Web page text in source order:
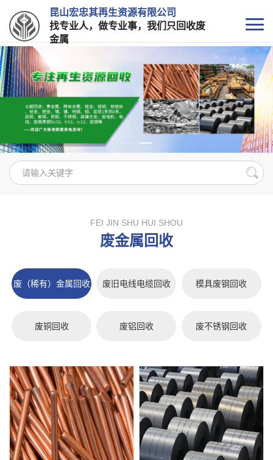
昆山宏忠其再生资源有限公司
找专业人，做专业事，我们只回收废
金属
FEI JIN SHU HUI SHOU
废金属回收
废（稀有）金属回收 废旧电线电缆回收 模具废钢回收
废铜回收 废铝回收 废不锈钢回收